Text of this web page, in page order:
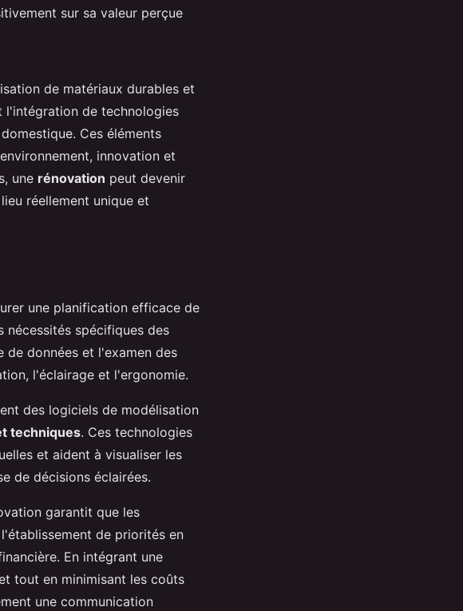
sur sa valeur perçue
de matériaux durables et
l'intégration de technologies
Ces éléments
innovation et
une rénovation peut devenir
réellement unique et
une planification efficace de
nécessités spécifiques des
de données et l'examen des
l'éclairage et l'ergonomie.
des logiciels de modélisation
techniques. Ces technologies
et aident à visualiser les
de décisions éclairées.
garantit que les
de priorités en
En intégrant une
tout en minimisant les coûts
une communication